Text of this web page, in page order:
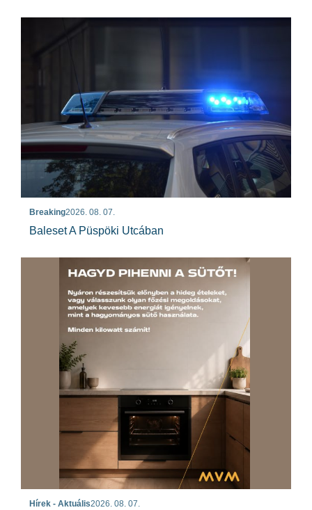
Breaking2026. 08. 07.
Baleset A Püspöki Utcában
Hírek - Aktuális2026. 08. 07.